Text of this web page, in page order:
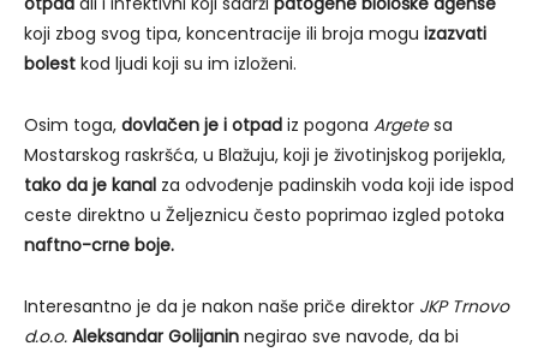
koji zbog svog tipa, koncentracije ili broja mogu izazvati
bolest kod ljudi koji su im izloženi.
Osim toga, dovlačen je i otpad iz pogona Argetesa
Mostarskog raskršća, u Blažuju, koji je životinjskog porijekla,
tako da je kanal za odvođenje padinskih voda koji ide ispod
ceste direktno u Željeznicu često poprimao izgled potoka
naftno-crne boje.
Interesantno je da je nakon naše priče direktor JKP Trnovo
d.o.o. Aleksandar Golijanin negirao sve navode, da bi